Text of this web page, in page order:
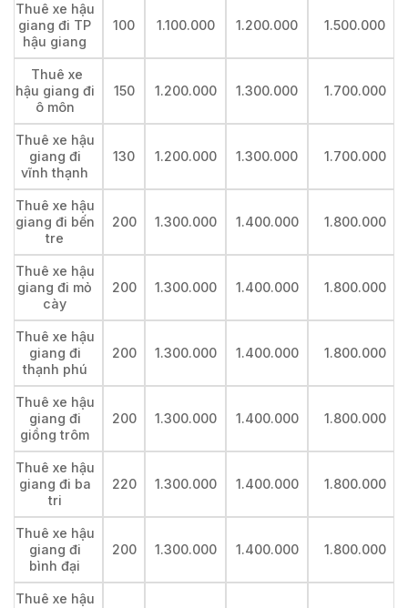
Thuê xe hậu
giang đi TP
hậu giang
100 1.100.000 1.200.000 1.500.000
Thuê xe
hậu giang đi
ô môn
150 1.200.000 1.300.000 1.700.000
Thuê xe hậu
giang đi
vĩnh thạnh
130 1.200.000 1.300.000 1.700.000
Thuê xe hậu
giang đi bến
tre
200 1.300.000 1.400.000 1.800.000
Thuê xe hậu
giang đi mỏ
cày
200 1.300.000 1.400.000 1.800.000
Thuê xe hậu
giang đi
thạnh phú
200 1.300.000 1.400.000 1.800.000
Thuê xe hậu
giang đi
giồng trôm
200 1.300.000 1.400.000 1.800.000
Thuê xe hậu
giang đi ba
tri
220 1.300.000 1.400.000 1.800.000
Thuê xe hậu
giang đi
bình đại
200 1.300.000 1.400.000 1.800.000
Thuê xe hậu